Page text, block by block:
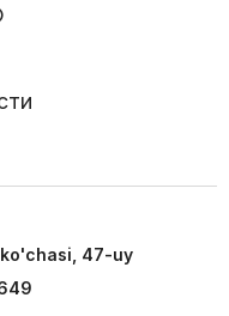
47-uy